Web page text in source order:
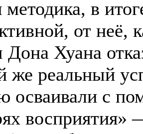
в
от неё,
Хуана
же реальный
осваивали с
восприятия»